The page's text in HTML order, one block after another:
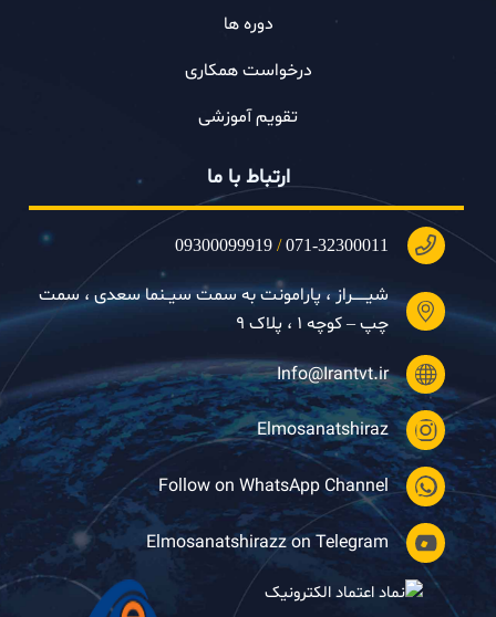
دوره ها
درخواست همکاری
تقویم آموزشی
ارتباط با ما
071-32300011
/
09300099919
شیــــــراز ، پارامونت به سمت سیــنما سعدی ، سمت
چپ – کوچه ۱ ، پلاک ۹
Info@Irantvt.ir
Elmosanatshiraz
Follow on WhatsApp Channel
Elmosanatshirazz on Telegram